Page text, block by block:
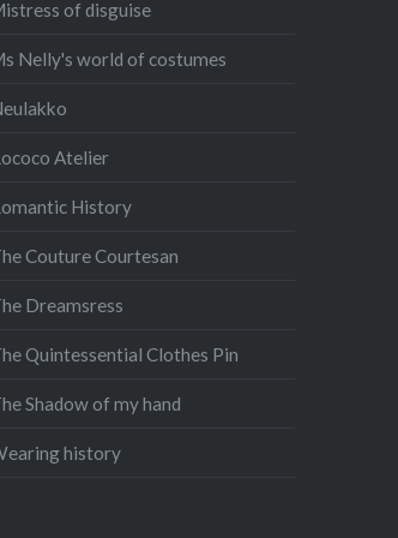
of disguise
Nelly's world of costumes
Atelier
History
Couture Courtesan
Dreamsress
Quintessential Clothes Pin
Shadow of my hand
history